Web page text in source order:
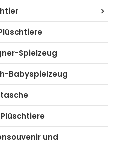
Spielzeug
Babyspielzeug
und